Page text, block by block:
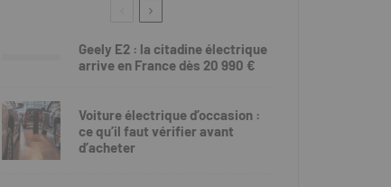
Geely E2 : la citadine électrique
arrive en France dès 20 990 €
Voiture électrique d’occasion :
ce qu’il faut vérifier avant
d’acheter